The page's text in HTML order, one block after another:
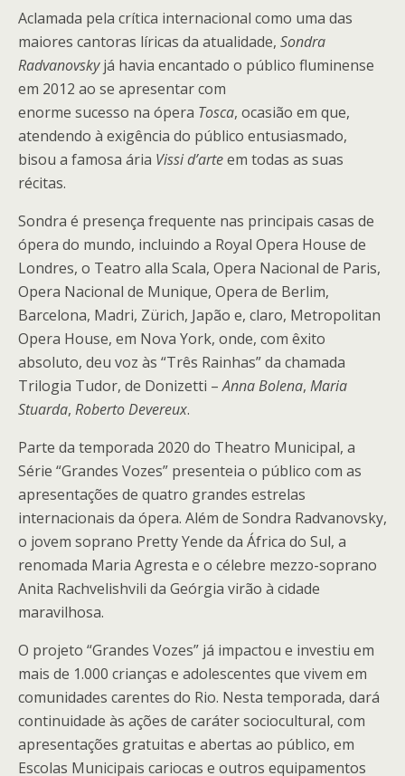
Aclamada pela crítica internacional como uma das
maiores cantoras líricas da atualidade, Sondra
Radvanovskyjá havia encantado o público fluminense
em 2012 ao se apresentar com
enorme sucesso na ópera Tosca, ocasião em que,
atendendo à exigência do público entusiasmado,
bisou a famosa ária Vissi d’arteem todas as suas
récitas.
Sondra é presença frequente nas principais casas de
ópera do mundo, incluindo a Royal Opera House de
Londres, o Teatro alla Scala, Opera Nacional de Paris,
Opera Nacional de Munique, Opera de Berlim,
Barcelona, Madri, Zürich, Japão e, claro, Metropolitan
Opera House, em Nova York, onde, com êxito
absoluto, deu voz às “Três Rainhas” da chamada
Trilogia Tudor, de Donizetti –Anna Bolena, Maria
Stuarda, Roberto Devereux.
Parte da temporada 2020 do Theatro Municipal, a
Série “Grandes Vozes” presenteia o público com as
apresentações de quatro grandes estrelas
internacionais da ópera. Além de Sondra Radvanovsky,
o jovem soprano Pretty Yende da África do Sul, a
renomada Maria Agresta e o célebre mezzo-soprano
Anita Rachvelishvili da Geórgia virão à cidade
maravilhosa.
O projeto “Grandes Vozes” já impactou e investiu em
mais de 1.000 crianças e adolescentes que vivem em
comunidades carentes do Rio. Nesta temporada, dará
continuidade às ações de caráter sociocultural, com
apresentações gratuitas e abertas ao público, em
Escolas Municipais cariocas e outros equipamentos